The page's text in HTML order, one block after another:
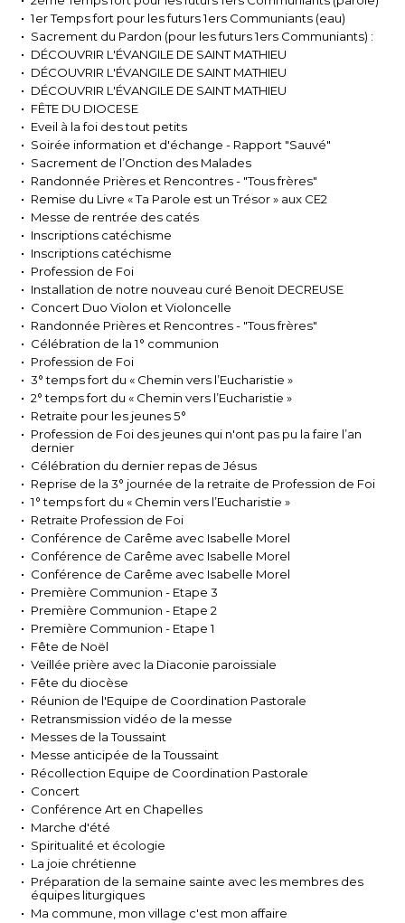
1er Temps fort pour les futurs 1ers Communiants (eau)
Sacrement du Pardon (pour les futurs 1ers Communiants) :
DÉCOUVRIR L'ÉVANGILE DE SAINT MATHIEU
DÉCOUVRIR L'ÉVANGILE DE SAINT MATHIEU
DÉCOUVRIR L'ÉVANGILE DE SAINT MATHIEU
FÊTE DU DIOCESE
Eveil à la foi des tout petits
Soirée information et d'échange - Rapport "Sauvé"
Sacrement de l’Onction des Malades
Randonnée Prières et Rencontres - "Tous frères"
Remise du Livre « Ta Parole est un Trésor » aux CE2
Messe de rentrée des catés
Inscriptions catéchisme
Inscriptions catéchisme
Profession de Foi
Installation de notre nouveau curé Benoit DECREUSE
Concert Duo Violon et Violoncelle
Randonnée Prières et Rencontres - "Tous frères"
Célébration de la 1° communion
Profession de Foi
3° temps fort du « Chemin vers l’Eucharistie »
2° temps fort du « Chemin vers l’Eucharistie »
Retraite pour les jeunes 5°
Profession de Foi des jeunes qui n'ont pas pu la faire l’an
dernier
Célébration du dernier repas de Jésus
Reprise de la 3° journée de la retraite de Profession de Foi
1° temps fort du « Chemin vers l’Eucharistie »
Retraite Profession de Foi
Conférence de Carême avec Isabelle Morel
Conférence de Carême avec Isabelle Morel
Conférence de Carême avec Isabelle Morel
Première Communion - Etape 3
Première Communion - Etape 2
Première Communion - Etape 1
Fête de Noël
Veillée prière avec la Diaconie paroissiale
Fête du diocèse
Réunion de l'Equipe de Coordination Pastorale
Retransmission vidéo de la messe
Messes de la Toussaint
Messe anticipée de la Toussaint
Récollection Equipe de Coordination Pastorale
Concert
Conférence Art en Chapelles
Marche d'été
Spiritualité et écologie
La joie chrétienne
Préparation de la semaine sainte avec les membres des
équipes liturgiques
Ma commune, mon village c'est mon affaire